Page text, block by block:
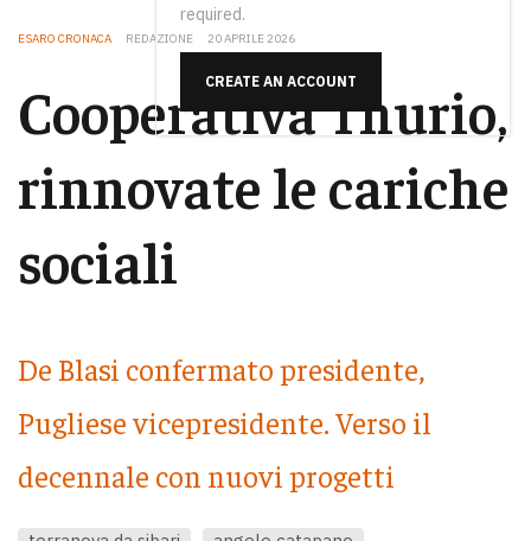
required.
CREATE AN ACCOUNT
ESARO CRONACA REDAZIONE 20 APRILE 2026
Cooperativa Thurio,
rinnovate le cariche
sociali
De Blasi confermato presidente,
Pugliese vicepresidente. Verso il
decennale con nuovi progetti